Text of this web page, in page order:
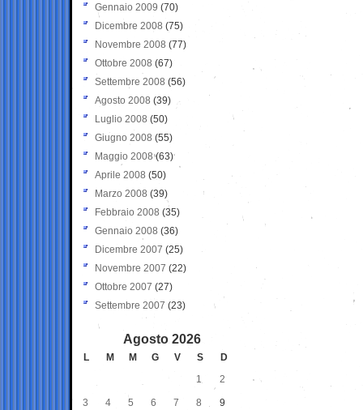
Gennaio 2009 (70)
Dicembre 2008 (75)
Novembre 2008 (77)
Ottobre 2008 (67)
Settembre 2008 (56)
Agosto 2008 (39)
Luglio 2008 (50)
Giugno 2008 (55)
Maggio 2008(63)
Aprile 2008 (50)
Marzo 2008 (39)
Febbraio 2008 (35)
Gennaio 2008 (36)
Dicembre 2007 (25)
Novembre 2007 (22)
Ottobre 2007 (27)
Settembre 2007 (23)
Agosto 2026
L M M G V S
D
1
2
3 4 5 6 7 8 9